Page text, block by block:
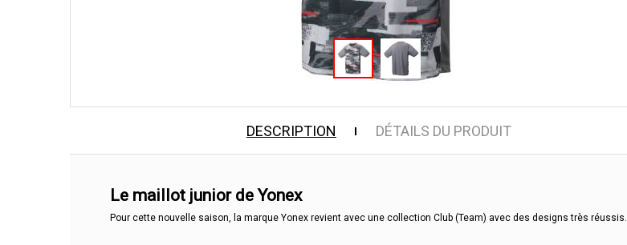
DESCRIPTION DÉTAILS DU PRODUIT
Le maillot junior de Yonex
Pour cette nouvelle saison, la marque Yonex revient avec une collection Club (Team) avec des designs très réussis.